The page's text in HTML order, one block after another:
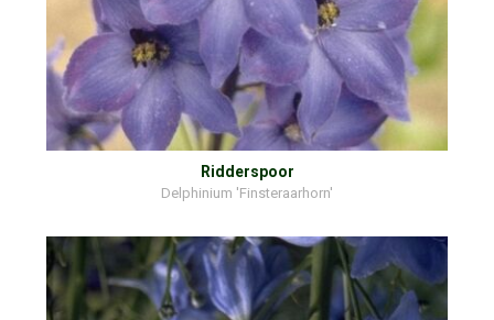
Ridderspoor
Delphinium 'Finsteraarhorn'